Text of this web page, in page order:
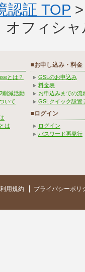
認証 TOP
フィシャ
とは？
削減活動
いて
は
■お申し込み・料金
GSLのお申込み
料金表
お申込みまでの流
GSLクイック設置
■ログイン
ログイン
パスワード再発行
利用規約 プライバシーポリ